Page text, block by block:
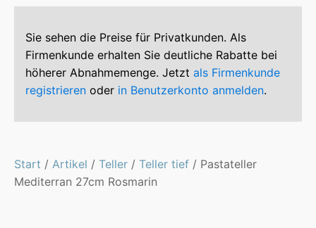
Sie sehen die Preise für Privatkunden. Als
Firmenkunde erhalten Sie deutliche Rabatte bei
höherer Abnahmemenge. Jetzt als Firmenkunde
registrieren oder in Benutzerkonto anmelden.
Start / Artikel / Teller / Teller tief / Pastateller
Mediterran 27cm Rosmarin